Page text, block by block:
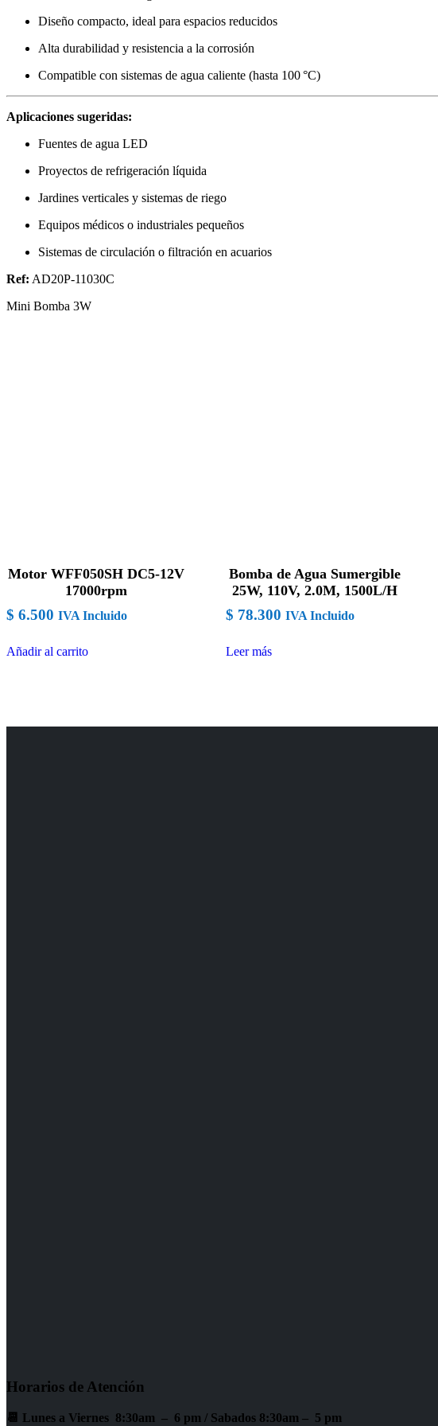
Diseño compacto, ideal para espacios reducidos
Alta durabilidad y resistencia a la corrosión
Compatible con sistemas de agua caliente (hasta 100 °C)
Aplicaciones sugeridas:
Fuentes de agua LED
Proyectos de refrigeración líquida
Jardines verticales y sistemas de riego
Equipos médicos o industriales pequeños
Sistemas de circulación o filtración en acuarios
Ref: AD20P-11030C
Mini Bomba 3W
Motor WFF050SH DC5-12V
17000rpm
$ 6.500 IVA Incluido
Añadir al carrito
Bomba de Agua Sumergible
25W, 110V, 2.0M, 1500L/H
$ 78.300 IVA Incluido
Leer más
Horarios de Atención
📆 Lunes a Viernes 8:30am – 6 pm / Sabados 8:30am – 5 pm